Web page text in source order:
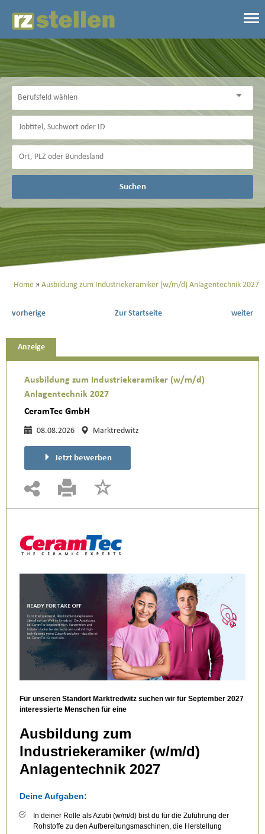
Suchen
Home Ausbildung zum Industriekeramiker (w/m/d) Anlagentechnik 2027
vorherige Zur Startseite weiter
Anzeige
Ausbildung zum Industriekeramiker (w/m/d)
Anlagentechnik 2027
CeramTec GmbH
08.08.2026 Marktredwitz
Jetzt bewerben